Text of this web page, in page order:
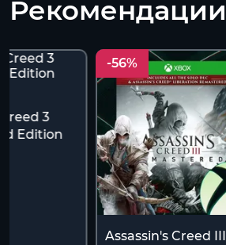
Рекомендации
3
Edition
-56%
Assassin's Creed III